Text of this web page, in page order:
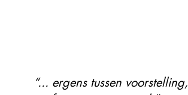
“... ergens tussen voorstelling,